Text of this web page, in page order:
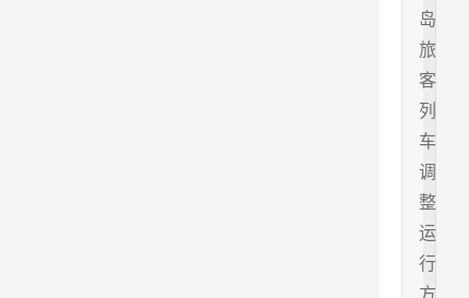
岛
旅
客
列
车
调
整
运
行
方